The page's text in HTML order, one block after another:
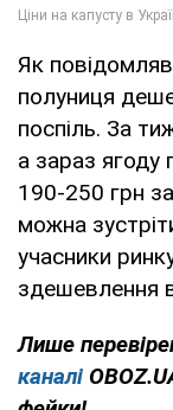
Як повідомляв
полуниця
поспіль. За
а зараз
190-250 грн
можна
учасники
здешевлення
Лише
каналі